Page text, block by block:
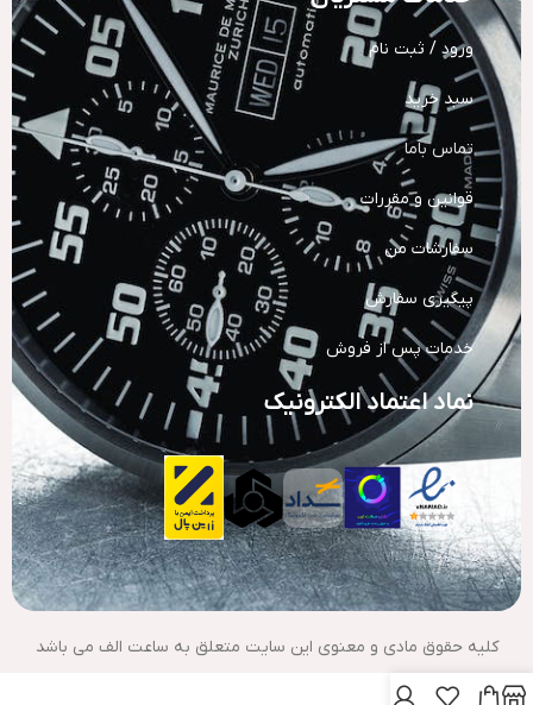
ورود / ثبت نام
سبد خرید
تماس باما
قوانین و مقررات
سفارشات من
پیگیری سفارش
خدمات پس از فروش
نماد اعتماد الکترونیک
کلیه حقوق مادی و معنوی این سایت متعلق به ساعت الف می باشد